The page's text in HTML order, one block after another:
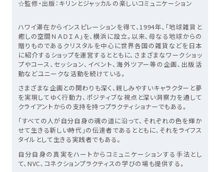
☆監修・出版：キリンとジャッカルの楽しいコミュニケーション
ハワイ滞在からインスピレーションを得て、1994年、「地球雑貨と
癒しの空間ＮＡＤＩＡ」を、横浜に設立。以来、母なる地球からの
贈りものであるクリスタルを中心に世界各国の雑貨などを日本
に紹介するショップを運営するとともに、さまざまなワークショッ
プやコース、セッション、イベント、海外ツアー等の企画、出版活
動などユニークな活動を続けている。
さまざまな企画との関わりも深く、親しみやすいキャラクターと夢
を実現してゆく行動力、ポジティブな視点と深い洞察力を通して
クライアントからの支持を持つプラクティショナーでもある。
「すべての人が自分自身の魂の道に沿って、それぞれの色を輝か
せて生きる新しい時代」の伝達者であるとともに、それをライフス
タイルとして生きる実践者でもある。
自分自身の真実をハートからコミュニケーションする手法とし
て、NVC、コネクションプラクティスの学びの場も提供する。